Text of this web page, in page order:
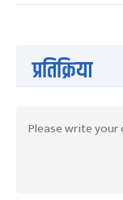
प्रतिक्रिया